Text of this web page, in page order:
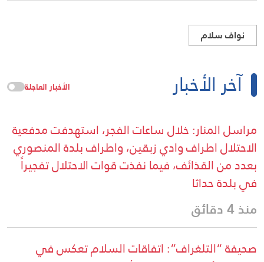
نواف سلام
آخر الأخبار الأخبار العاجلة
مراسل المنار: خلال ساعات الفجر، استهدفت مدفعية
الاحتلال اطراف وادي زبقين، واطراف بلدة المنصوري
بعدد من القذائف، فيما نفذت قوات الاحتلال تفجيراً
في بلدة حداثا
منذ 4 دقائق
صحيفة “التلغراف”: اتفاقات السلام تعكس في